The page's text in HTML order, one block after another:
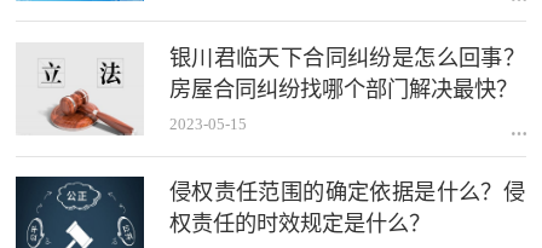
银川君临天下合同纠纷是怎么回事？
房屋合同纠纷找哪个部门解决最快？
2023-05-15
侵权责任范围的确定依据是什么？侵
权责任的时效规定是什么？